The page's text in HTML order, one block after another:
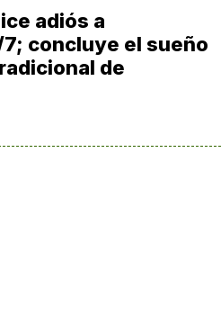
adiós a
concluye el sueño
de